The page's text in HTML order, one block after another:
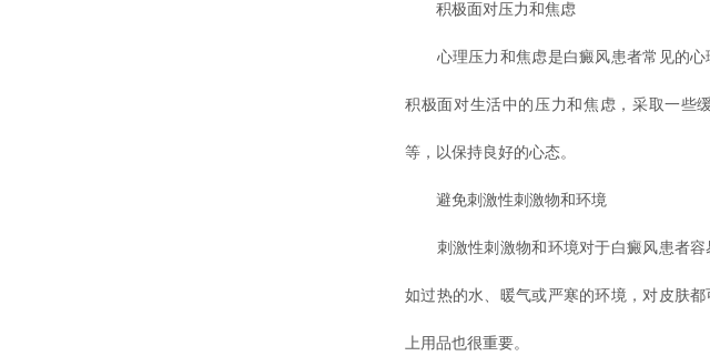
积极面对压力和焦虑
心理压力和焦虑是白癜风患者常见的心
积极面对生活中的压力和焦虑，采取一些
等，以保持良好的心态。
避免刺激性刺激物和环境
刺激性刺激物和环境对于白癜风患者容
如过热的水、暖气或严寒的环境，对皮肤
上用品也很重要。